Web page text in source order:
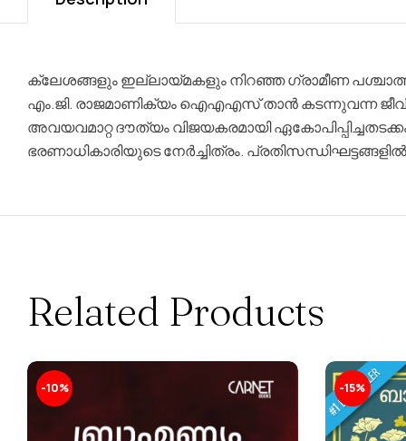
ക്ലേശങ്ങളും ഇല്ലായ്മകളും നിറഞ്ഞ ഗ്രാമീണ
എം.ജി. രാജമാണിക്യം ഐഎഎസ് താൻ കടന്നുവന്ന
അവയവമാറ്റ ദൗത്യം വിജയകരമായി
ഭരണാധികാരിയുടെ നേർച്ചിത്രം.
Related Products
-10% -15%